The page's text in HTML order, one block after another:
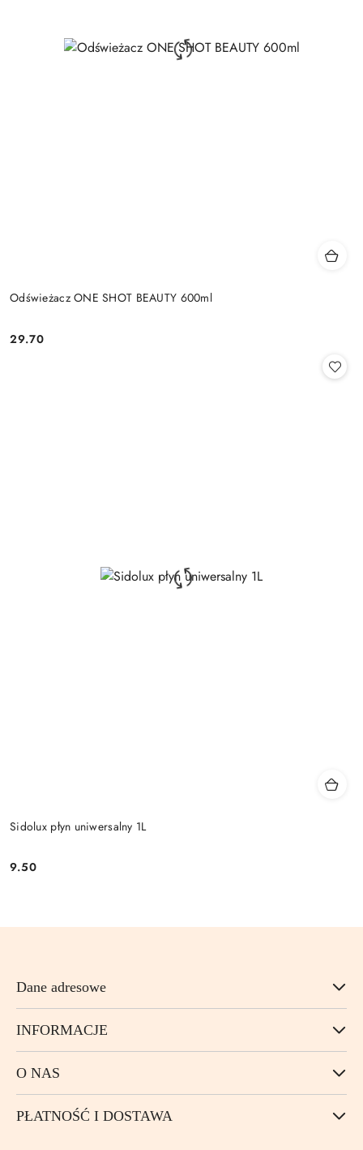
Odświeżacz ONE SHOT BEAUTY 600ml
Cena:
29.70
Sidolux płyn uniwersalny 1L
Cena:
9.50
Dane adresowe
INFORMACJE
O NAS
PŁATNOŚĆ I DOSTAWA